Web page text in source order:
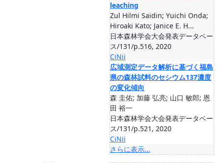
leaching
Zul Hilmi Saidin; Yuichi Onda;
Hiroaki Kato; Janice E. H...
日本森林学会大会発表データベー
ス/131/p.516, 2020
CiNii
広域測定データ解析に基づく福島
県の森林試料のセシウム137濃度
の変化傾向
森 圭佑; 加藤 弘亮; 山口 敏郎; 恩
田 裕一
日本森林学会大会発表データベー
ス/131/p.521, 2020
CiNii
さらに表示...